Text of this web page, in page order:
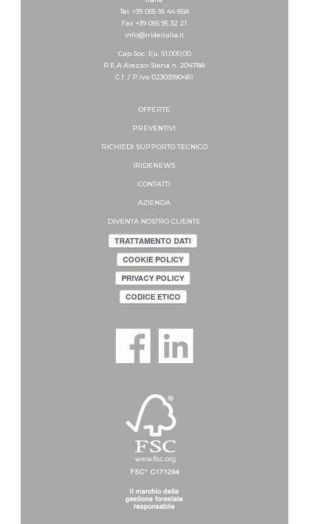
Tel. +39 055 95 44 858
Fax +39 055 95 32 21
info@irideitalia.it
Cap.Soc. Eu. 51.000,00
R.E.A Arezzo-Siena n. 204788
C.f. / P.iva 02303990481
OFFERTE
PREVENTIVI
RICHIEDI SUPPORTOTECNICO
IRIDENEWS
CONTATTI
AZIENDA
DIVENTA NOSTRO CLIENTE